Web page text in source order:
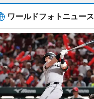
ワールドフォトニュース